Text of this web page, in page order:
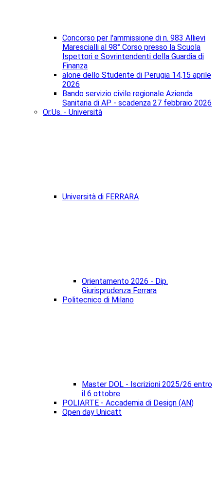
Concorso per l'ammissione di n. 983 Allievi
Marescialli al 98° Corso presso la Scuola
Ispettori e Sovrintendenti della Guardia di
Finanza
alone dello Studente di Perugia 14,15 aprile
2026
Bando servizio civile regionale Azienda
Sanitaria di AP - scadenza 27 febbraio 2026
Or.Us. - Università
Università di FERRARA
Orientamento 2026 - Dip.
Giurisprudenza Ferrara
Politecnico di Milano
Master DOL - Iscrizioni 2025/26 entro
il 6 ottobre
POLIARTE - Accademia di Design (AN)
Open day Unicatt